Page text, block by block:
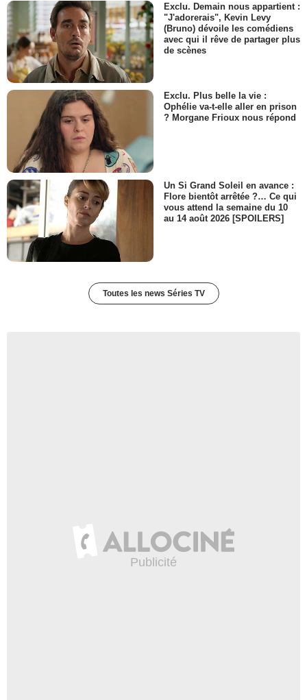
Exclu. Demain nous appartient :
"J'adorerais", Kevin Levy
(Bruno) dévoile les comédiens
avec qui il rêve de partager plus
de scènes
Exclu. Plus belle la vie :
Ophélie va-t-elle aller en prison
? Morgane Frioux nous répond
Un Si Grand Soleil en avance :
Flore bientôt arrêtée ?… Ce qui
vous attend la semaine du 10
au 14 août 2026 [SPOILERS]
Toutes les news Séries TV